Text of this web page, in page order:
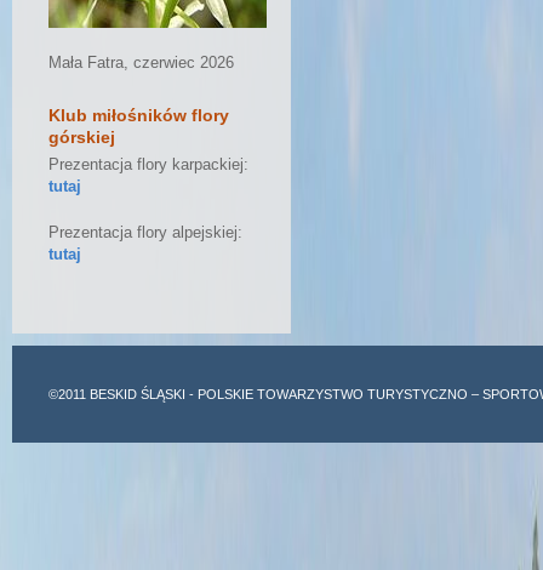
Mała Fatra, czerwiec 2026
Klub miłośników flory
górskiej
Prezentacja flory karpackiej:
tutaj
Prezentacja flory alpejskiej:
tutaj
©2011 BESKID ŚLĄSKI - POLSKIE TOWARZYSTWO TURYSTYCZNO –